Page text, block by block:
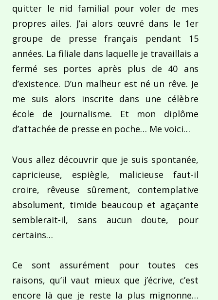
quitter le nid familial pour voler de mes
propres ailes. J’ai alors œuvré dans le 1er
groupe de presse français pendant 15
années. La filiale dans laquelle je travaillais a
fermé ses portes après plus de 40 ans
d’existence. D’un malheur est né un rêve. Je
me suis alors inscrite dans une célèbre
école de journalisme. Et mon diplôme
d’attachée de presse en poche… Me voici…
Vous allez découvrir que je suis spontanée,
capricieuse, espiègle, malicieuse faut-il
croire, rêveuse sûrement, contemplative
absolument, timide beaucoup et agaçante
semblerait-il, sans aucun doute, pour
certains…
Ce sont assurément pour toutes ces
raisons, qu’il vaut mieux que j’écrive, c’est
encore là que je reste la plus mignonne…